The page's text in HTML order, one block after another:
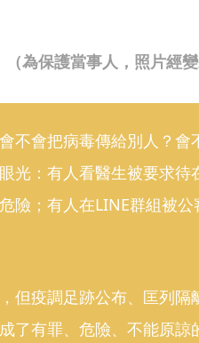
為保護當事人，照片經變
不會把病毒傳給別人？會
光：有人看醫生被要求待
險；有人在LINE群組被
但疫調足跡公布、匡列隔
了有罪、危險、不能原諒